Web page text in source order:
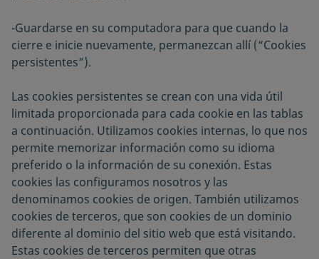
-Guardarse en su computadora para que cuando la
cierre e inicie nuevamente, permanezcan allí (“Cookies
persistentes”).
Las cookies persistentes se crean con una vida útil
limitada proporcionada para cada cookie en las tablas
a continuación. Utilizamos cookies internas, lo que nos
permite memorizar información como su idioma
preferido o la información de su conexión. Estas
cookies las configuramos nosotros y las
denominamos cookies de origen. También utilizamos
cookies de terceros, que son cookies de un dominio
diferente al dominio del sitio web que está visitando.
Estas cookies de terceros permiten que otras